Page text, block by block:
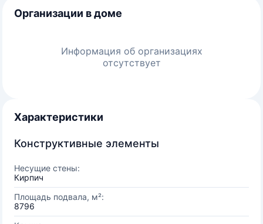
Организации в доме
Информация об организациях
отсутствует
Характеристики
Конструктивные элементы
Несущие стены:
Кирпич
Площадь подвала, м²:
8796